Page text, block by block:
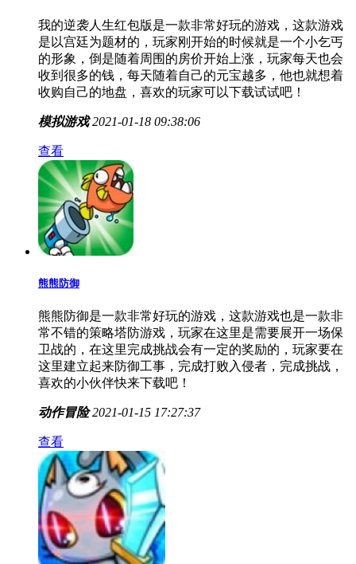
我的逆袭人生红包版是一款非常好玩的游戏，这款游戏
是以宫廷为题材的，玩家刚开始的时候就是一个小乞丐
的形象，倒是随着周围的房价开始上涨，玩家每天也会
收到很多的钱，每天随着自己的元宝越多，他也就想着
收购自己的地盘，喜欢的玩家可以下载试试吧！
模拟游戏 2021-01-18 09:38:06
查看
熊熊防御
熊熊防御是一款非常好玩的游戏，这款游戏也是一款非
常不错的策略塔防游戏，玩家在这里是需要展开一场保
卫战的，在这里完成挑战会有一定的奖励的，玩家要在
这里建立起来防御工事，完成打败入侵者，完成挑战，
喜欢的小伙伴快来下载吧！
动作冒险 2021-01-15 17:27:37
查看